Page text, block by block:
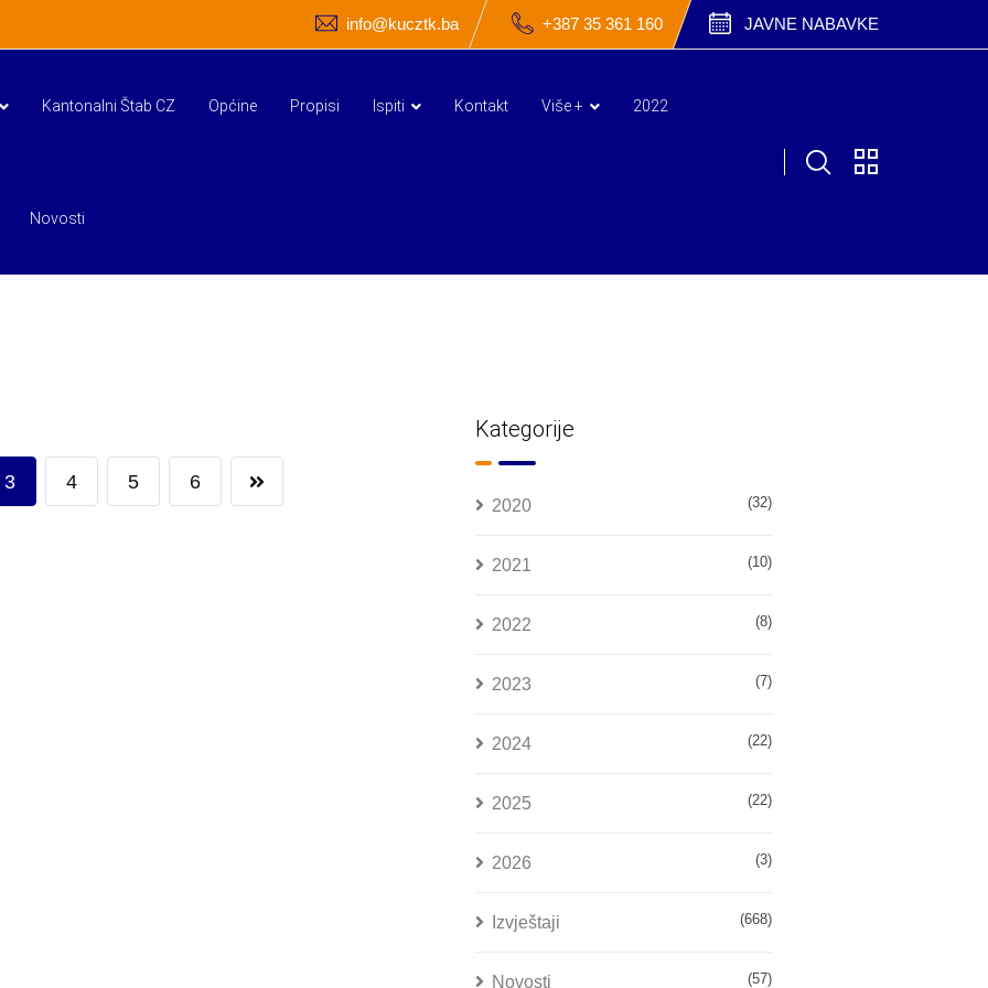
info@kucztk.ba +387 35 361 160 JAVNE NABAVKE
Kantonalni Štab CZ Općine Propisi Ispiti Kontakt Više + 2022
Novosti
3 4 5 6
Kategorije
2020 (32)
2021 (10)
2022 (8)
2023 (7)
2024 (22)
2025 (22)
2026 (3)
Izvještaji (668)
Novosti (57)